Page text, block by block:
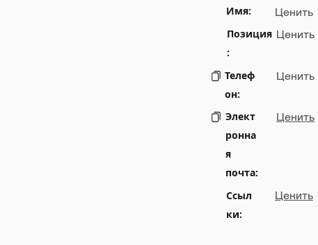
Имя:
Ценить
Позиция
:
Ценить
Телеф
он:
Ценить
Элект
ронна
я
почта:
Ценить
Ссыл
ки:
Ценить